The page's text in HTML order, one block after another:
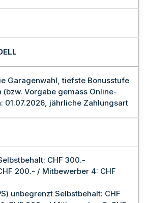
Garagenwahl, tiefste Bonusstufe
(bzw. Vorgabe gemäss Online-
01.07.2026, jährliche Zahlungsart
CHF 300.-
200.- / Mitbewerber 4: CHF
unbegrenzt Selbstbehalt: CHF